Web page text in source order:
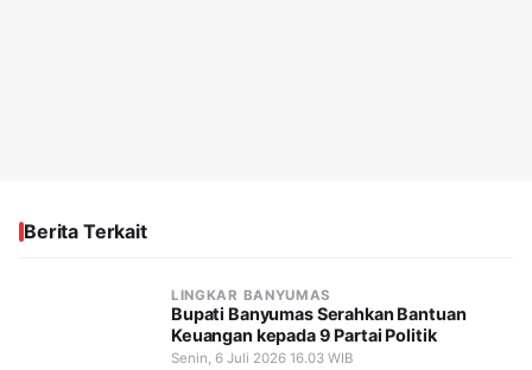
Berita Terkait
LINGKAR BANYUMAS
Bupati Banyumas Serahkan Bantuan
Keuangan kepada 9 Partai Politik
Senin, 6 Juli 2026 16.03 WIB